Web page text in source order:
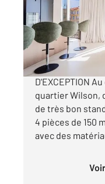
2
NICE PLACE
D'EXCEPTION
quartier Wilson,
de très bon
4 pièces de 150
avec des